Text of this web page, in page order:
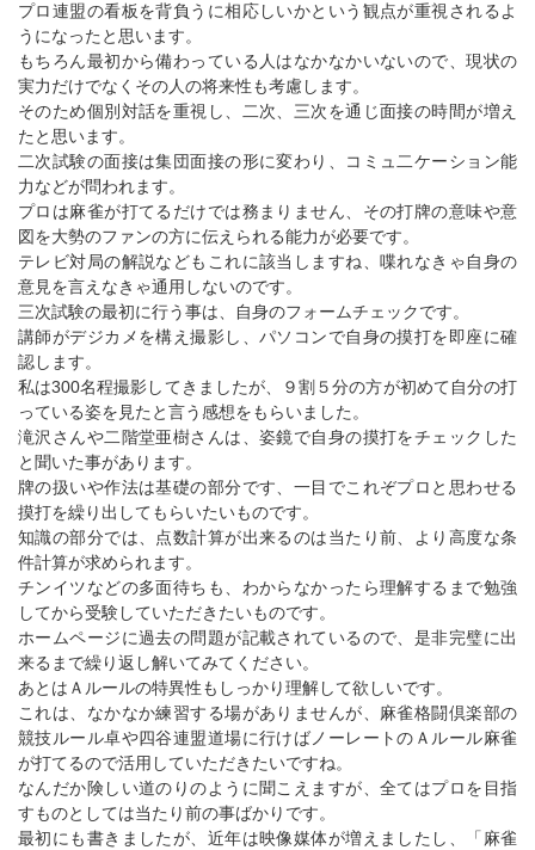
プロ連盟の看板を背負うに相応しいかという観点が重視されるよ
うになったと思います。
もちろん最初から備わっている人はなかなかいないので、現状の
実力だけでなくその人の将来性も考慮します。
そのため個別対話を重視し、二次、三次を通じ面接の時間が増え
たと思います。
二次試験の面接は集団面接の形に変わり、コミュ二ケーション能
力などが問われます。
プロは麻雀が打てるだけでは務まりません、その打牌の意味や意
図を大勢のファンの方に伝えられる能力が必要です。
テレビ対局の解説などもこれに該当しますね、喋れなきゃ自身の
意見を言えなきゃ通用しないのです。
三次試験の最初に行う事は、自身のフォームチェックです。
講師がデジカメを構え撮影し、パソコンで自身の摸打を即座に確
認します。
私は300名程撮影してきましたが、９割５分の方が初めて自分の打
っている姿を見たと言う感想をもらいました。
滝沢さんや二階堂亜樹さんは、姿鏡で自身の摸打をチェックした
と聞いた事があります。
牌の扱いや作法は基礎の部分です、一目でこれぞプロと思わせる
摸打を繰り出してもらいたいものです。
知識の部分では、点数計算が出来るのは当たり前、より高度な条
件計算が求められます。
チンイツなどの多面待ちも、わからなかったら理解するまで勉強
してから受験していただきたいものです。
ホームページに過去の問題が記載されているので、是非完璧に出
来るまで繰り返し解いてみてください。
あとはＡルールの特異性もしっかり理解して欲しいです。
これは、なかなか練習する場がありませんが、麻雀格闘倶楽部の
競技ルール卓や四谷連盟道場に行けばノーレートのＡルール麻雀
が打てるので活用していただきたいですね。
なんだか険しい道のりのように聞こえますが、全てはプロを目指
すものとしては当たり前の事ばかりです。
最初にも書きましたが、近年は映像媒体が増えましたし、「麻雀